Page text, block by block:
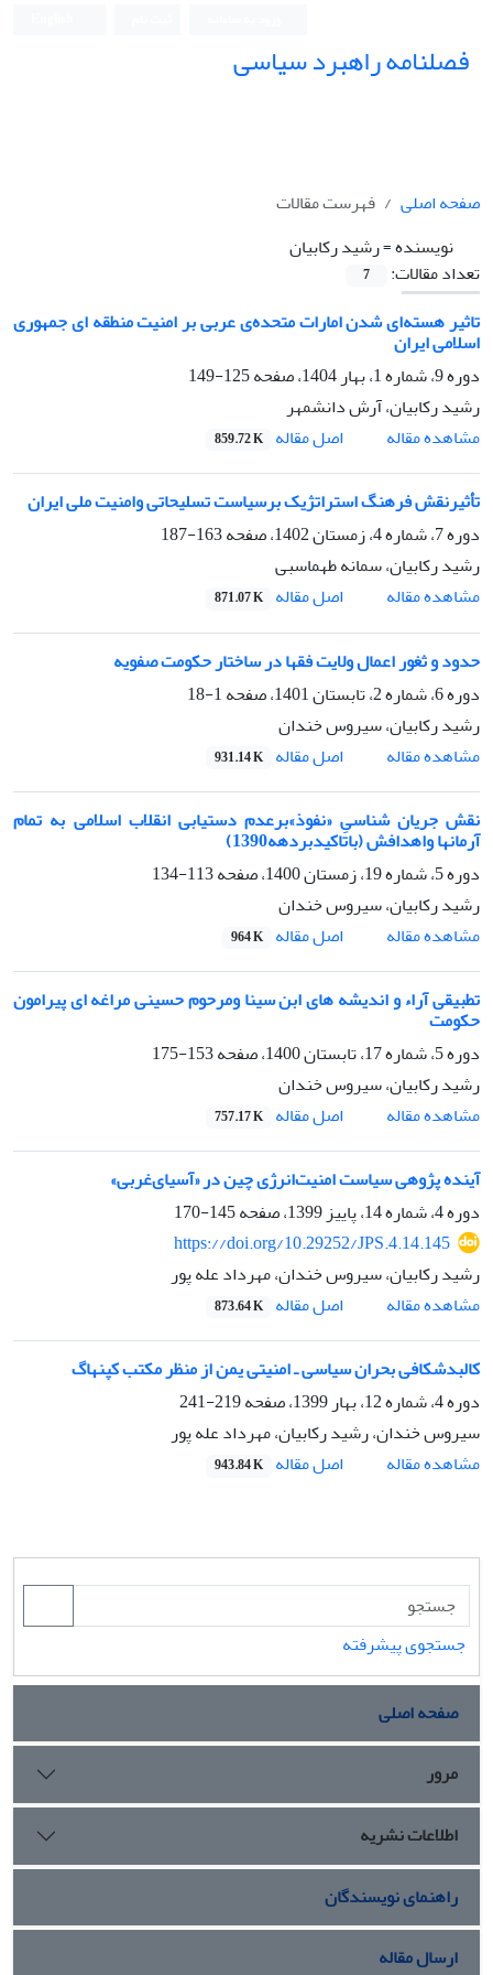
فصلنامه راهبرد سیاسی
صفحه اصلی
فهرست مقالات
نویسنده =رشید رکابیان
تعداد مقالات:
7
تاثیر هسته‌ای شدن امارات متحده‌ی‌ عربی بر امنیت منطقه ای جمهوری
اسلامی ایران
دوره 9، شماره 1، بهار 1404، صفحه
125-149
رشید رکابیان، آرش دانشمهر
مشاهده مقاله
اصل مقاله 859.72 K
تأثیرنقش فرهنگ استراتژیک برسیاست تسلیحاتی وامنیت ملی ایران
دوره 7، شماره 4، زمستان 1402، صفحه
163-187
رشید رکابیان، سمانه طهماسبی
مشاهده مقاله
اصل مقاله 871.07 K
حدود و ثغور اعمال ولایت فقها در ساختار حکومت صفویه
دوره 6، شماره 2، تابستان 1401، صفحه
1-18
رشید رکابیان، سیروس خندان
مشاهده مقاله
اصل مقاله 931.14 K
نقش جریان شناسیِ «نفوذ»برعدم دستیابی انقلاب اسلامی به تمام
آرمانها واهدافش (باتاکیدبردهه1390)
دوره 5، شماره 19، زمستان 1400، صفحه
113-134
رشید رکابیان، سیروس خندان
مشاهده مقاله
اصل مقاله 964 K
تطبیقی آراء و اندیشه های ابن سینا ومرحوم حسینی مراغه ای پیرامون
حکومت
دوره 5، شماره 17، تابستان 1400، صفحه
153-175
رشید رکابیان، سیروس خندان
مشاهده مقاله
اصل مقاله 757.17 K
آینده پژوهی سیاست امنیت‌انرژی چین در «آسیای‌غربی»
دوره 4، شماره 14، پاییز 1399، صفحه
145-170
https://doi.org/10.29252/JPS.4.14.145
رشید رکابیان، سیروس خندان، مهرداد عله پور
مشاهده مقاله
اصل مقاله 873.64 K
کالبدشکافی بحران سیاسی ـ امنیتی یمن از منظر مکتب کپنهاگ
دوره 4، شماره 12، بهار 1399، صفحه
219-241
سیروس خندان، رشید رکابیان، مهرداد عله پور
مشاهده مقاله
اصل مقاله 943.84 K
جستجوی پیشرفته
صفحه اصلی
مرور
اطلاعات نشریه
راهنمای نویسندگان
ارسال مقاله